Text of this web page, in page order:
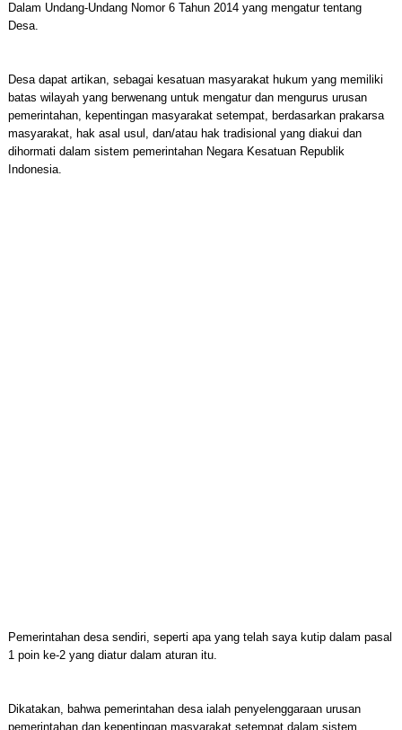
Dalam Undang-Undang Nomor 6 Tahun 2014 yang mengatur tentang
Desa.
Desa dapat artikan, sebagai kesatuan masyarakat hukum yang memiliki
batas wilayah yang berwenang untuk mengatur dan mengurus urusan
pemerintahan, kepentingan masyarakat setempat, berdasarkan prakarsa
masyarakat, hak asal usul, dan/atau hak tradisional yang diakui dan
dihormati dalam sistem pemerintahan Negara Kesatuan Republik
Indonesia.
Pemerintahan desa sendiri, seperti apa yang telah saya kutip dalam pasal
1 poin ke-2 yang diatur dalam aturan itu.
Dikatakan, bahwa pemerintahan desa ialah penyelenggaraan urusan
pemerintahan dan kepentingan masyarakat setempat dalam sistem